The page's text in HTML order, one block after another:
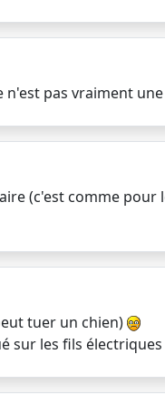
pas vraiment
(c'est comme pour
tuer un chien)
sur les fils